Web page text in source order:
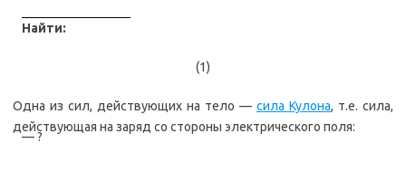
Найти:
— ?
(1)
Одна из сил, действующих на тело — сила Кулона, т.е. сила,
действующая на заряд со стороны электрического поля: